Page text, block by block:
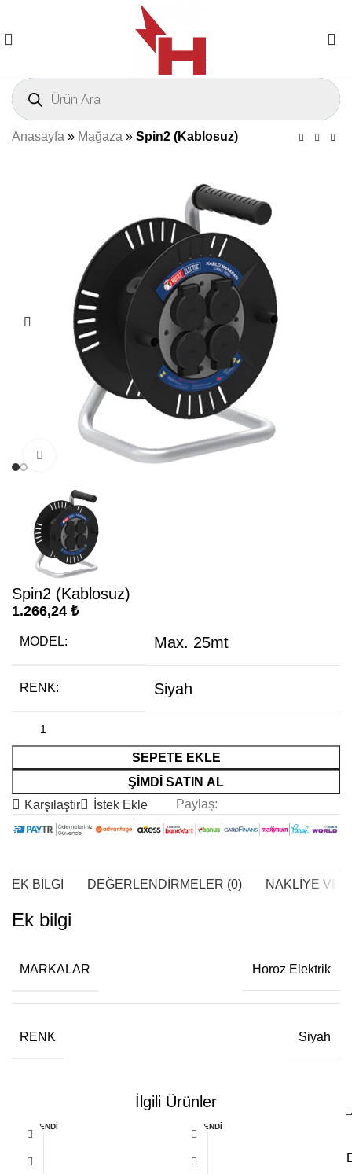
Anasayfa » Mağaza » Spin2 (Kablosuz)
Büyütmek için tıklayın
Spin2 (Kablosuz)
1.266,24 ₺
MODEL: Max. 25mt
RENK: Siyah
SEPETE EKLE
ŞIMDI SATIN AL
Karşılaştır
İstek Ekle Paylaş:
EK BILGI DEĞERLENDIRMELER (0) NAKLIYE VE
Ek bilgi
MARKALAR Horoz Elektrik
RENK Siyah
İlgili Ürünler
TÜKENDI TÜKENDI